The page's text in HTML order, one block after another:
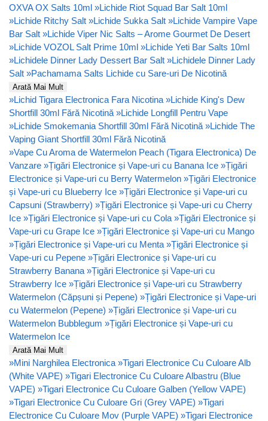
OXVA OX Salts 10ml »Lichide Riot Squad Bar Salt 10ml
»Lichide Ritchy Salt »Lichide Sukka Salt »Lichide Vampire Vape
Bar Salt »Lichide Viper Nic Salts – Arome Gourmet De Desert
»Lichide VOZOL Salt Prime 10ml »Lichide Yeti Bar Salts 10ml
»Lichidele Dinner Lady Dessert Bar Salt »Lichidele Dinner Lady
Salt »Pachamama Salts Lichide cu Sare-uri De Nicotină
Arată Mai Mult
»Lichid Tigara Electronica Fara Nicotina »Lichide King's Dew
Shortfill 30ml Fără Nicotină »Lichide Longfill Pentru Vape
»Lichide Smokemania Shortfill 30ml Fără Nicotină »Lichide The
Vaping Giant Shortfill 30ml Fără Nicotină
»Vape Cu Aroma de Watermelon Peach (Tigara Electronica) De
Vanzare »Țigări Electronice și Vape-uri cu Banana Ice »Țigări
Electronice și Vape-uri cu Berry Watermelon »Țigări Electronice
și Vape-uri cu Blueberry Ice »Țigări Electronice și Vape-uri cu
Capsuni (Strawberry) »Țigări Electronice și Vape-uri cu Cherry
Ice »Țigări Electronice și Vape-uri cu Cola »Țigări Electronice și
Vape-uri cu Grape Ice »Țigări Electronice și Vape-uri cu Mango
»Țigări Electronice și Vape-uri cu Menta »Țigări Electronice și
Vape-uri cu Pepene »Țigări Electronice și Vape-uri cu
Strawberry Banana »Țigări Electronice și Vape-uri cu
Strawberry Ice »Țigări Electronice și Vape-uri cu Strawberry
Watermelon (Căpșuni și Pepene) »Țigări Electronice și Vape-uri
cu Watermelon (Pepene) »Țigări Electronice și Vape-uri cu
Watermelon Bubblegum »Țigări Electronice și Vape-uri cu
Watermelon Ice
Arată Mai Mult
»Mini Narghilea Electronica »Tigari Electronice Cu Culoare Alb
(White VAPE) »Tigari Electronice Cu Culoare Albastru (Blue
VAPE) »Tigari Electronice Cu Culoare Galben (Yellow VAPE)
»Tigari Electronice Cu Culoare Gri (Grey VAPE) »Tigari
Electronice Cu Culoare Mov (Purple VAPE) »Tigari Electronice